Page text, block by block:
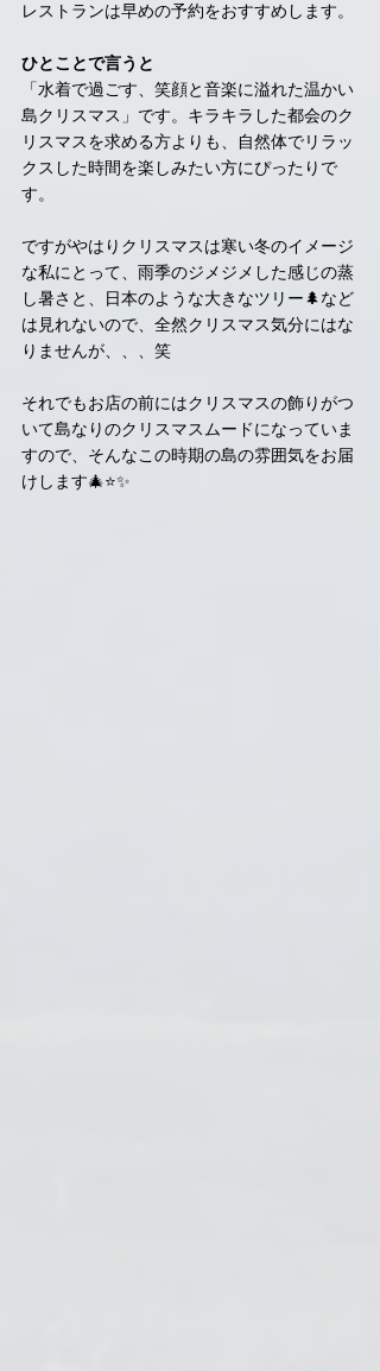
レストランは早めの予約をおすすめします。
ひとことで言うと
「水着で過ごす、笑顔と音楽に溢れた温かい
島クリスマス」です。キラキラした都会のク
リスマスを求める方よりも、自然体でリラッ
クスした時間を楽しみたい方にぴったりで
す。
ですがやはりクリスマスは寒い冬のイメージ
な私にとって、雨季のジメジメした感じの蒸
し暑さと、日本のような大きなツリー🌲など
は見れないので、全然クリスマス気分にはな
りませんが、、、笑
それでもお店の前にはクリスマスの飾りがつ
いて島なりのクリスマスムードになっていま
すので、そんなこの時期の島の雰囲気をお届
けします🎄⭐️✨